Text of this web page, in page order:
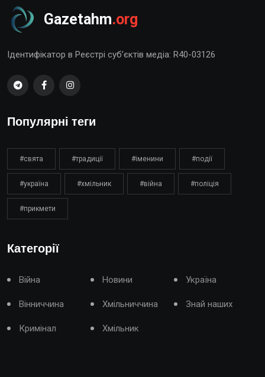
Gazetahm.org
Ідентифікатор в Реєстрі суб’єктів медіа: R40-03126
Популярні теги
#свята #традиції #іменини #події
#україна #хмільник #війна #поліція
#прикмети
Категорії
Війна Новини Україна
Вінниччина Хмільниччина Знай наших
Кримінал Хмільник